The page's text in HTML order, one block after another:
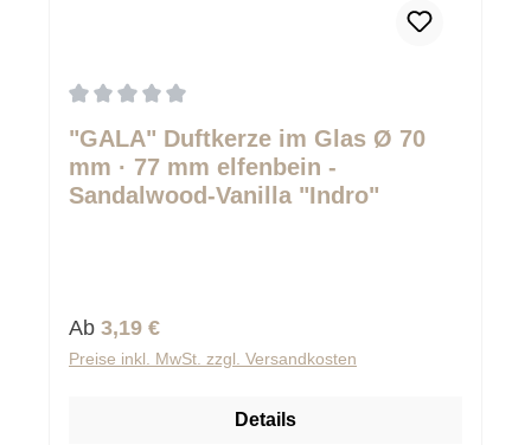
"GALA" Duftkerze im Glas Ø 70
mm · 77 mm elfenbein -
Sandalwood-Vanilla "Indro"
Regulärer Preis:
Ab 3,19 €
Preise inkl. MwSt. zzgl. Versandkosten
Details